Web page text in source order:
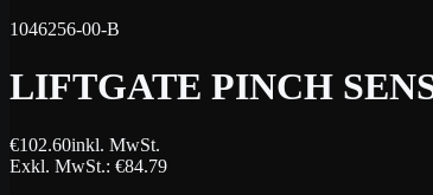
1046256-00-B
LIFTGATE PINCH
€102.60inkl. MwSt.
Exkl. MwSt.: €84.79